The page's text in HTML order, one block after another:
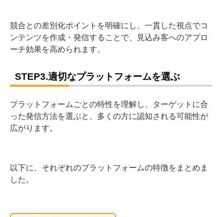
競合との差別化ポイントを明確にし、一貫した視点でコ
ンテンツを作成・発信することで、見込み客へのアプロ
ーチ効果を高められます。
STEP3.適切なプラットフォームを選ぶ
プラットフォームごとの特性を理解し、ターゲットに合
った発信方法を選ぶと、多くの方に認知される可能性が
広がります。
以下に、それぞれのプラットフォームの特徴をまとめま
した。